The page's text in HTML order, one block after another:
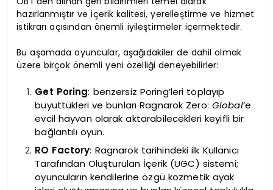
hazırlanmıştır ve içerik kalitesi, yerelleştirme ve hizmet
istikrarı açısından önemli iyileştirmeler içermektedir.
Bu aşamada oyuncular, aşağıdakiler de dahil olmak
üzere birçok önemli yeni özelliği deneyebilirler:
Get Poring: benzersiz Poring’leri toplayıp
büyüttükleri ve bunları Ragnarok Zero: Global‘e
evcil hayvan olarak aktarabilecekleri keyifli bir
bağlantılı oyun.
RO Factory: Ragnarok tarihindeki ilk Kullanıcı
Tarafından Oluşturulan İçerik (UGC) sistemi;
oyuncuların kendilerine özgü kozmetik ayak